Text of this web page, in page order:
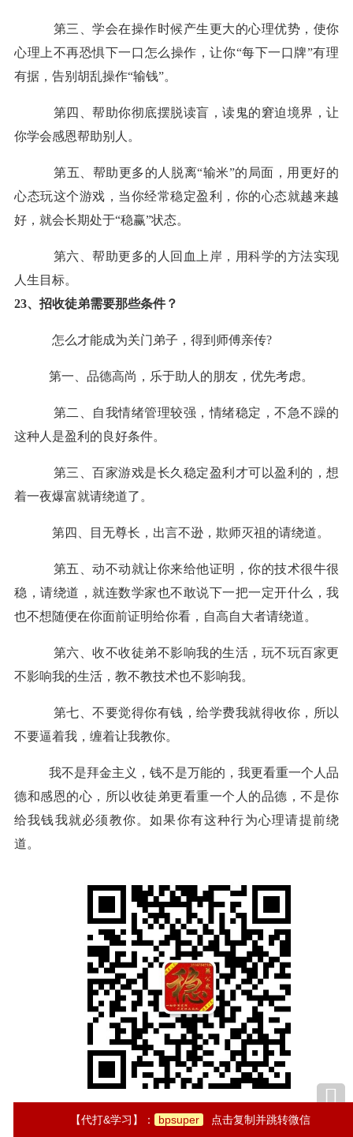
第三、学会在操作时候产生更大的心理优势，使你
心理上不再恐惧下一口怎么操作，让你“每下一口牌”有理
有据，告别胡乱操作“输钱”。
第四、帮助你彻底摆脱读盲，读鬼的窘迫境界，让
你学会感恩帮助别人。
第五、帮助更多的人脱离“输米”的局面，用更好的
心态玩这个游戏，当你经常稳定盈利
，你的心态就越来越
好，就会长期处于“稳赢”状态。
第六、帮助更多的人回血上岸，用科学的方法实现
人生目标。
23、招收徒弟需要那些条件？
怎么才能成为关门弟子，得到师傅亲传?
第一、品德高尚，乐于助人的朋友，优先考虑。
第二、自我情绪管理较强，情绪稳定，不急不躁的
这种人是盈利的良好条件。
第三、百家游戏是长久稳定盈利才可以盈利的，想
着一夜爆富就请绕道了。
第四、目无尊长，出言不逊，欺师灭祖的请绕道。
第五、动不动就让你来给他证明，你的技术很牛很
稳，请绕道，就连数学家也不敢说下一把一定开什么，我
也不想随便在你面前证明给你看，自高自大者请绕道。
第六、收不收徒弟不影响我的生活，玩不玩百家更
不影响我的生活，教不教技术也不影响我。
第七、不要觉得你有钱，给学费我就得收你，所以
不要逼着我，缠着让我教你。
我不是拜金主义，钱不是万能的，我更看重一个人品
德和感恩的心，所以收徒弟更看重一个人的品德，不是你
给我钱我就必须教你。如果你有这种行为心理请提前绕
道。
【代打&学习】： bpsuper 点击复制并跳转微信